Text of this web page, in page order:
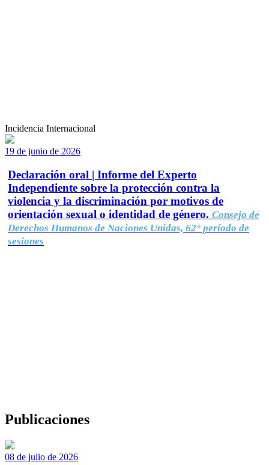
Incidencia Internacional
19 de junio de 2026
Declaración oral | Informe del Experto
Independiente sobre la protección contra la
violencia y la discriminación por motivos de
orientación sexual o identidad de género. Consejo de
Derechos Humanos de Naciones Unidas, 62° período de
sesiones
Publicaciones
08 de julio de 2026